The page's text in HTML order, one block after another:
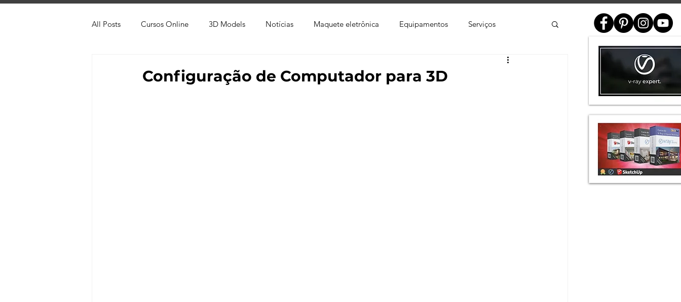
All Posts Cursos Online 3D Models Notícias Maquete eletrônica Equipamentos Serviços
Configuração de Computador para 3D